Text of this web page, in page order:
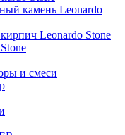
камень Leonardo
Leonardo Stone
и смеси